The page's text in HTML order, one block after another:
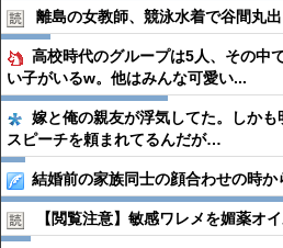
離島の女教師、競泳水着で谷間丸
高校時代のグループは5人、その中
い子がいるw。他はみんな可愛い...
嫁と俺の親友が浮気してた。しか
スピーチを頼まれてるんだが…
結婚前の家族同士の顔合わせの時か
【閲覧注意】敏感ワレメを媚薬オ